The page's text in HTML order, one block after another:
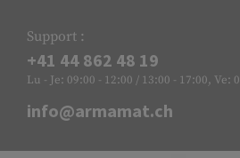
Support :
+41 44 862 48 19
Lu - Je: 09:00 - 12:00 / 13:00 - 17:00, Ve:
info@armamat.ch